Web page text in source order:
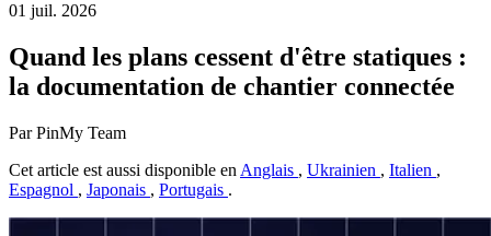
01 juil. 2026
Quand les plans cessent d'être statiques :
la documentation de chantier connectée
Par PinMy Team
Cet article est aussi disponible en Anglais , Ukrainien , Italien ,
Espagnol , Japonais , Portugais .